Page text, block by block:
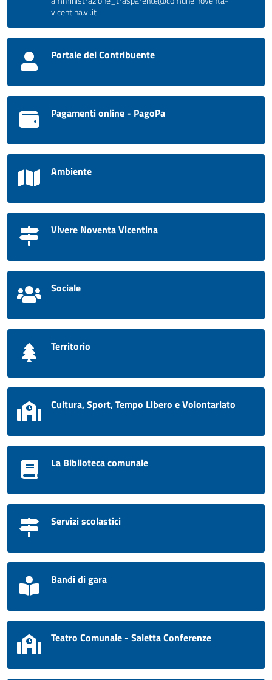
vicentina.vi.it
Portale del Contribuente
Pagamenti online - PagoPa
Ambiente
Vivere Noventa Vicentina
Sociale
Territorio
Cultura, Sport, Tempo Libero e Volontariato
La Biblioteca comunale
Servizi scolastici
Bandi di gara
Teatro Comunale - Saletta Conferenze